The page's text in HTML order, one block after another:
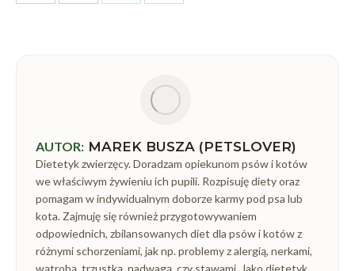
Share
Share
Share
Share
AUTOR: MAREK BUSZA (PETSLOVER)
Dietetyk zwierzęcy. Doradzam opiekunom psów i kotów
we właściwym żywieniu ich pupili. Rozpisuję diety oraz
pomagam w indywidualnym doborze karmy pod psa lub
kota. Zajmuję się również przygotowywaniem
odpowiednich, zbilansowanych diet dla psów i kotów z
różnymi schorzeniami, jak np. problemy z alergią, nerkami,